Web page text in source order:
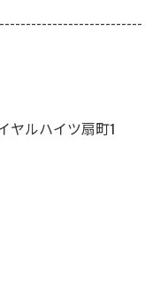
ヤルハイツ扇町1